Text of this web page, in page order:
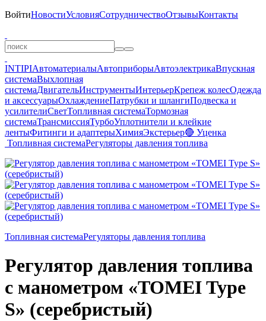
ВойтиНовостиУсловияСотрудничествоОтзывыКонтакты
INTIPIАвтоматериалыАвтоприборыАвтоэлектрикаВпускная
системаВыхлопная
системаДвигательИнструментыИнтерьерКрепеж колесОдежда
и аксессуарыОхлаждениеПатрубки и шлангиПодвеска и
усилителиСветТопливная системаТормозная
системаТрансмиссияТурбоУплотнители и клейкие
лентыФитинги и адаптерыХимияЭкстерьер🔴 Уценка
Топливная системаРегуляторы давления топлива
Топливная системаРегуляторы давления топлива
Регулятор давления топлива
с манометром «TOMEI Type
S» (серебристый)